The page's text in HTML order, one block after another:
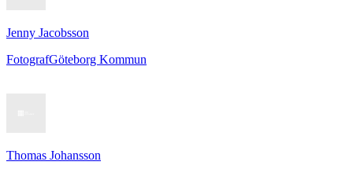
Jenny Jacobsson
FotografGöteborg Kommun
Thomas Johansson